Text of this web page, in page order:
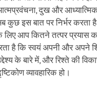
दुख और आध्यात्मिक
कुछ इस बात पर निर्भर करता
लिए आप कितने तत्पर प्रयास
है कि स्वयं अपनी और अपने
के बारे में, और रिश्ते की
व्यावहारिक हो।